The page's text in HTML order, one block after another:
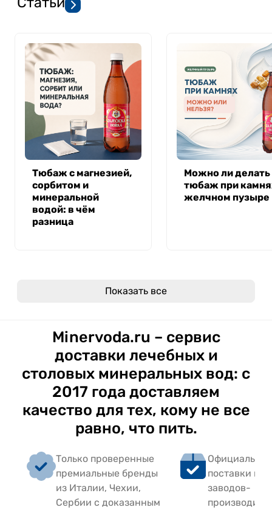
Тюбаж с магнезией,
сорбитом и
минеральной
водой: в чём
разница
Можно ли делать
тюбаж при
желчном пузыре
Показать все
Minervoda.ru – сервис
доставки лечебных и
столовых минеральных вод: с
2017 года доставляем
качество для тех, кому не все
равно, что пить.
Только проверенные
премиальные бренды
из Италии, Чехии,
Сербии с доказанным
поставки
заводов-